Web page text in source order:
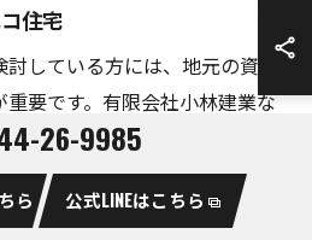
住宅
している方には、地元の資源
要です。有限会社小林建業な
は、地域特有の材木や資材を最
さしい住まいを提供していま
ことで、輸送費を削減し、環
26-9985
ら 公式LINEはこちら